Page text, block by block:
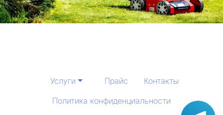
Услуги Прайс
Контакты
Политика конфиденциальности